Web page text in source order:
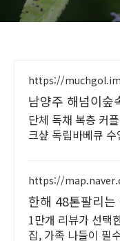
https://
남양주 해넘이숲
단체 독채 복층 커
크샾 독립바베큐 수영장
https://
한해 48톤팔리
맛집 대디스바베
1만개 리뷰가 선택
집, 가족 나들이 필